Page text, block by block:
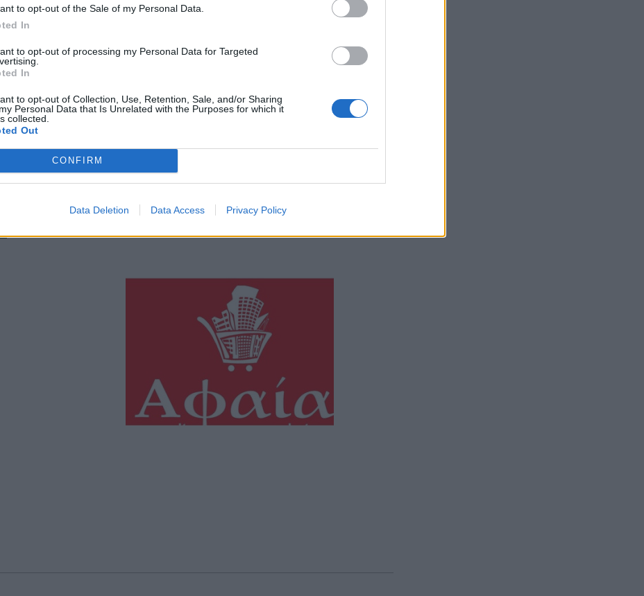
to opt-out of the Sale of my Personal Data.
In
to opt-out of processing my Personal Data for Targeted
In
to opt-out of Collection, Use, Retention, Sale, and/or Sharing
Personal Data that Is Unrelated with the Purposes for which it
collected.
Out
CONFIRM
Data Deletion Data Access Privacy Policy